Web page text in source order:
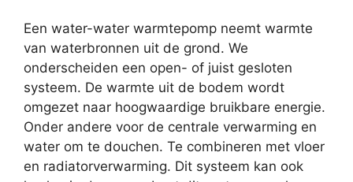
Een water-water warmtepomp neemt warmte
van waterbronnen uit de grond. We
onderscheiden een open- of juist gesloten
systeem. De warmte uit de bodem wordt
omgezet naar hoogwaardige bruikbare energie.
Onder andere voor de centrale verwarming en
water om te douchen. Te combineren met vloer
en radiatorverwarming. Dit systeem kan ook